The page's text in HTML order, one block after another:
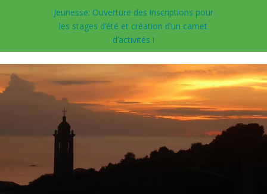
Jeunesse: Ouverture des inscriptions pour
les stages d’été et création d’un carnet
d’activités !